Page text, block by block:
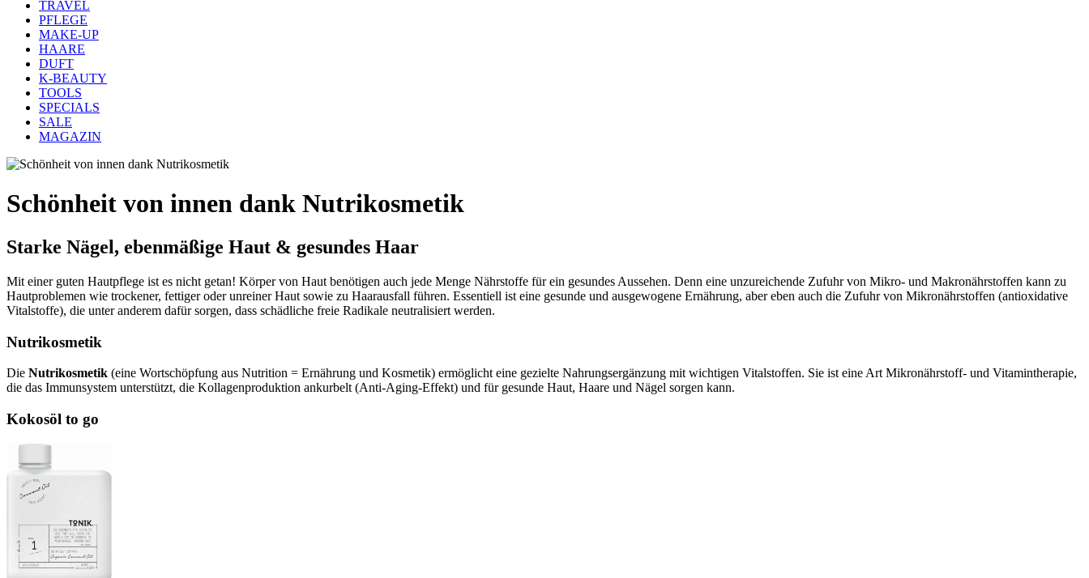
TRAVEL
PFLEGE
MAKE-UP
HAARE
DUFT
K-BEAUTY
TOOLS
SPECIALS
SALE
MAGAZIN
Schönheit von innen dank Nutrikosmetik
Starke Nägel, ebenmäßige Haut & gesundes Haar
Mit einer guten Hautpflege ist es nicht getan! Körper von Haut benötigen auch jede Menge Nährstoffe für ein gesundes Aussehen. Denn eine unzureichende Zufuhr von Mikro- und Makronährstoffen kann zu
Hautproblemen wie trockener, fettiger oder unreiner Haut sowie zu Haarausfall führen. Essentiell ist eine gesunde und ausgewogene Ernährung, aber eben auch die Zufuhr von Mikronährstoffen (antioxidative
Vitalstoffe), die unter anderem dafür sorgen, dass schädliche freie Radikale neutralisiert werden.
Nutrikosmetik
Die Nutrikosmetik (eine Wortschöpfung aus Nutrition = Ernährung und Kosmetik) ermöglicht eine gezielte Nahrungsergänzung mit wichtigen Vitalstoffen. Sie ist eine Art Mikronährstoff- und Vitamintherapie,
die das Immunsystem unterstützt, die Kollagenproduktion ankurbelt (Anti-Aging-Effekt) und für gesunde Haut, Haare und Nägel sorgen kann.
Kokosöl to go